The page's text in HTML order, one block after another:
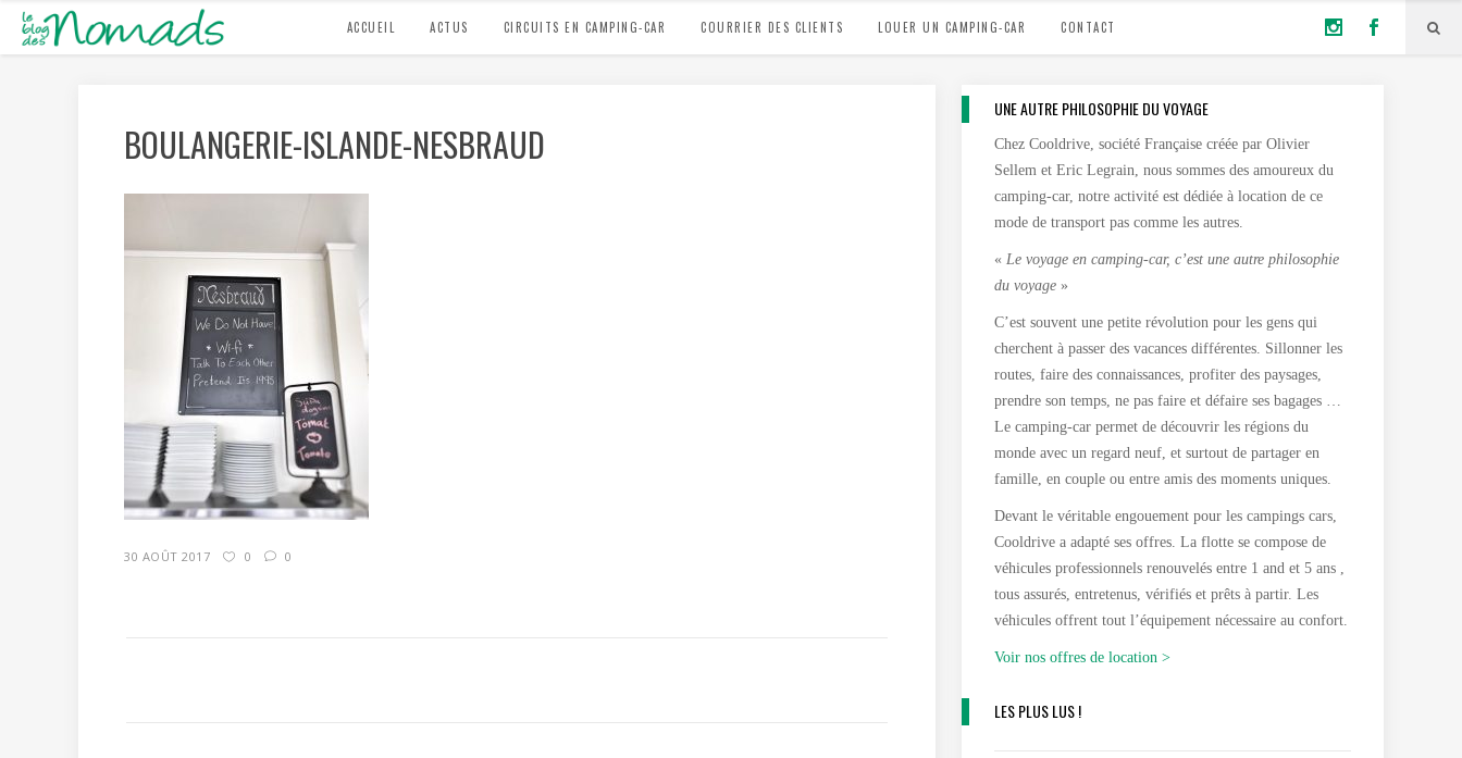
ACCUEIL ACTUS CIRCUITS EN CAMPING-CAR COURRIER DES CLIENTS LOUER UN CAMPING-CAR CONTACT
BOULANGERIE-ISLANDE-NESBRAUD
30 AOÛT 2017 0 0
UNE AUTRE PHILOSOPHIE DU VOYAGE
Chez Cooldrive, société Française créée par Olivier
Sellem et Eric Legrain, nous sommes des amoureux du
camping-car, notre activité est dédiée à location de ce
mode de transport pas comme les autres.
« Le voyage en camping-car, c’est une autre philosophie
du voyage»
C’est souvent une petite révolution pour les gens qui
cherchent à passer des vacances différentes. Sillonner les
routes, faire des connaissances, profiter des paysages,
prendre son temps, ne pas faire et défaire ses bagages …
Le camping-car permet de découvrir les régions du
monde avec un regard neuf, et surtout de partager en
famille, en couple ou entre amis des moments uniques.
Devant le véritable engouement pour les campings cars,
Cooldrive a adapté ses offres. La flotte se compose de
véhicules professionnels renouvelés entre 1 and et 5 ans ,
tous assurés, entretenus, vérifiés et prêts à partir. Les
véhicules offrent tout l’équipement nécessaire au confort.
Voir nos offres de location >
LES PLUS LUS !